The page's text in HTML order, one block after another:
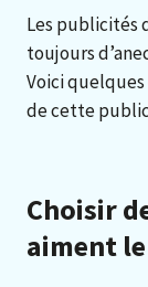
Les publicités
toujours
Voici
de cette
Choisir
aiment